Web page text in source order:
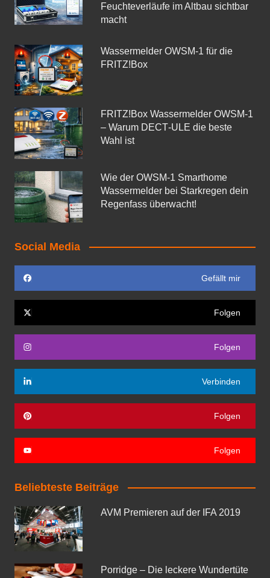
Feuchteverläufe im Altbau sichtbar
macht
Wassermelder OWSM‑1 für die
FRITZ!Box
FRITZ!Box Wassermelder OWSM-1
– Warum DECT‑ULE die beste
Wahl ist
Wie der OWSM‑1 Smarthome
Wassermelder bei Starkregen dein
Regenfass überwacht!
Social Media
Gefällt mir
Folgen
Folgen
Verbinden
Folgen
Folgen
Beliebteste Beiträge
AVM Premieren auf der IFA 2019
Porridge – Die leckere Wundertüte